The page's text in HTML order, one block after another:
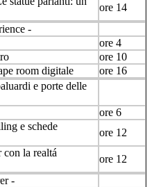
ore 14
-
ore 4
ore 10
room digitale
ore 16
e porte delle
ore 6
e schede
ore 12
la realtá
ore 12
-